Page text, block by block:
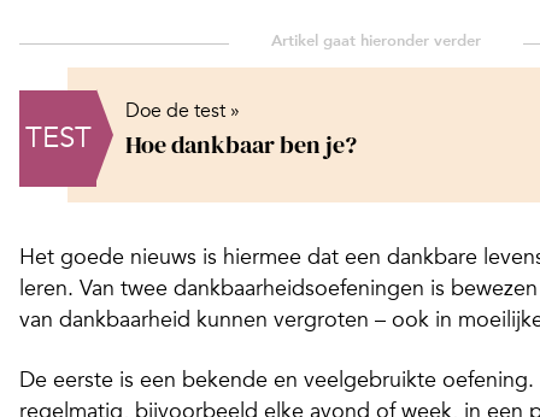
TEST
Doe de test »
Hoe dankbaar ben je?
Het goede nieuws is hiermee dat een dankbare
leren. Van twee dankbaarheidsoefeningen is
van dankbaarheid kunnen vergroten – ook in
De eerste is een bekende en veelgebruikte oefening.
regelmatig, bijvoorbeeld elke avond of week, in een